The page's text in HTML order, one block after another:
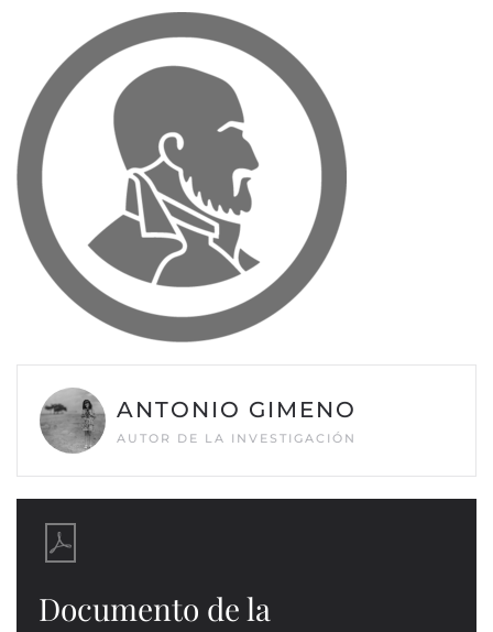
ANTONIO GIMENO
AUTOR DE LA INVESTIGACIÓN
Documento de la